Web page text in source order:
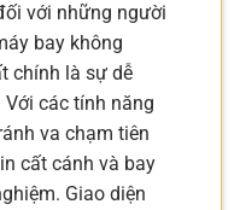
với những người
bay không
chính là sự dễ
các tính năng
va chạm tiên
cất cánh và bay
Giao diện